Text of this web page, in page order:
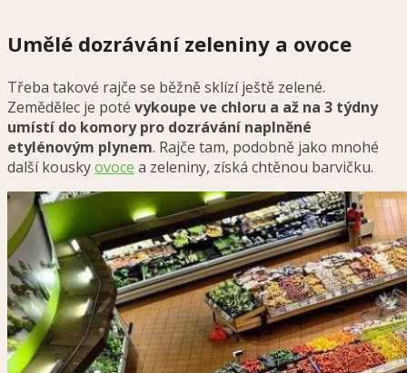
Umělé dozrávání zeleniny a ovoce
Třeba takové rajče se běžně sklízí ještě zelené.
Zemědělec je poté vykoupe ve chloru a až na 3 týdny
umístí do komory pro dozrávání naplněné
etylénovým plynem. Rajče tam, podobně jako mnohé
další kouskyovoce a zeleniny, získá chtěnou barvičku.